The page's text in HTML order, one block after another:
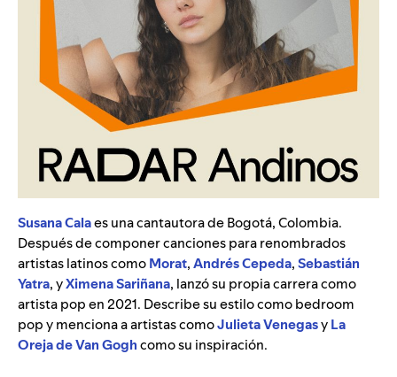
Susana Calaes una cantautora de Bogotá, Colombia.
Después de componer canciones para renombrados
artistas latinos comoMorat,Andrés Cepeda,Sebastián
Yatra, yXimena Sariñana, lanzó su propia carrera como
artista pop en 2021. Describe su estilo como bedroom
pop y menciona a artistas comoJulieta VenegasyLa
Oreja de Van Goghcomo su inspiración.